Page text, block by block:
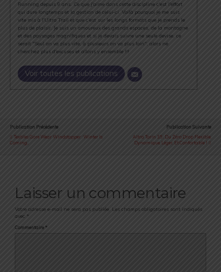
Running depuis 9 ans. Ce que j'aime dans cette discipline c'est l'effort
qui dure longtemps et la gestion de celui-ci. Voilà pourquoi je me suis
vite mis à l'Ultra Trail et que c'est sur les longs formats que je prends le
plus de plaisir. Je suis un amoureux des grands espaces, de la montagne
et des paysages magnifiques et si je devais suivre une seule devise, ce
serait "Seul on va plus vite, à plusieurs on va plus loin", alors ne
cherchez plus d'excuses et allons y ensemble !!!
Voir toutes les publications
Publication Précédente
Textiles Gore Wear Windstopper : Winter Is
Coming...
Publication Suivante
Altra Torin 3.5 : Du Zéro Drop Flexible,
Dynamique, Léger, Et Confortable !
Laisser un commentaire
Votre adresse e-mail ne sera pas publiée. Les champs obligatoires sont indiqués
avec *
Commentaire *